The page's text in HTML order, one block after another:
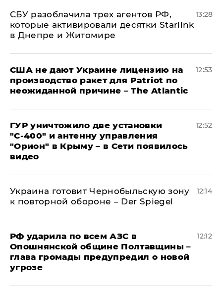
СБУ разоблачила трех агентов РФ,
которые активировали десятки Starlink
в Днепре и Житомире
13:28
США не дают Украине лицензию на
производство ракет для Patriot по
неожиданной причине – The Atlantic
12:53
ГУР уничтожило две установки
"С‑400" и антенну управления
"Орион" в Крыму – в Сети появилось
видео
12:52
Украина готовит Чернобыльскую зону
к повторной обороне – Der Spiegel
12:14
РФ ударила по всем АЗС в
Опошнянской общине Полтавщины –
глава громады предупредил о новой
угрозе
12:12